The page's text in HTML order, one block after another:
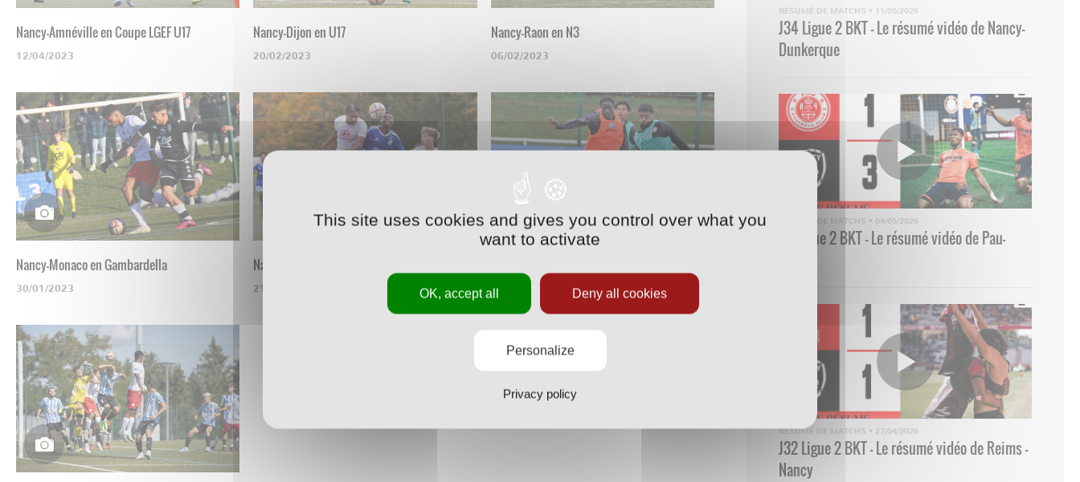
Nancy-Amnéville en Coupe LGEF U17
12/04/2023
Nancy-Dijon en U17
20/02/2023
Nancy-Raon en N3
06/02/2023
Nancy-Monaco en Gambardella
30/01/2023
Nancy-Strasbourg en U17
21/11/2022 09/11/2022
RÉSUMÉ DE MATCHS • 11/05/2026
J34 Ligue 2 BKT - Le résumé vidéo de Nancy-
Dunkerque
RÉSUMÉ DE MATCHS • 04/05/2026
33 Ligue 2 BKT - Le résumé vidéo de Pau-
RÉSUMÉ DE MATCHS • 27/04/2026
J32 Ligue 2 BKT - Le résumé vidéo de Reims -
Nancy
This site uses cookies and gives you control over what you
want to activate
OK, accept all Deny all cookies
Personalize
Privacy policy